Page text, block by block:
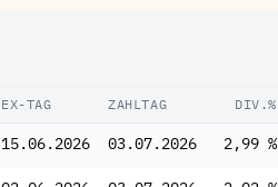
EX-TAG ZAHLTAG DIV.%
15.06.2026 03.07.2026 2,99 %